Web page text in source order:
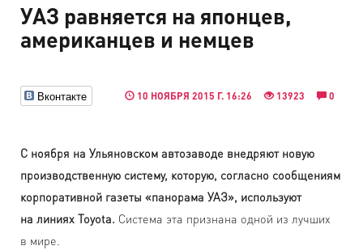
УАЗ равняется на японцев,
американцев и немцев
Вконтакте 10 НОЯБРЯ 2015 Г. 16:26 13923 0
С ноября на Ульяновском автозаводе внедряют новую
производственную систему, которую, согласно сообщениям
корпоративной газеты «панорама УАЗ», используют
на линиях Toyota. Система эта признана одной из лучших
в мире.